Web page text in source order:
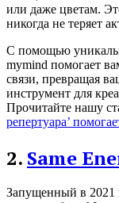
или даже цветам.
никогда не теряет
С помощью
mymind помогает
связи, превращая
инструмент для
Прочитайте нашу
репертуара’
2. Same
Запущенный в 2021